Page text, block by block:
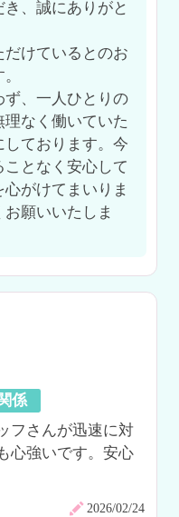
、誠にありがと
けているとのお
ず、一人ひとりの
なく働いていた
ております。今
となく安心して
がけてまいりま
願いいたしま
係
フさんが迅速に対
心強いです。安心
2026/02/24